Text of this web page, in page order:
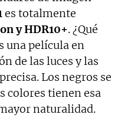
es totalmente
y HDR10+. ¿Qué
una película en
de las luces y las
Los negros se
colores tienen esa
naturalidad.